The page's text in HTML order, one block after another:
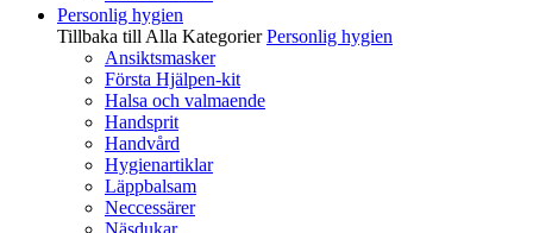
Personlig hygien
Tillbaka till Alla Kategorier Personlig hygien
Ansiktsmasker
Första Hjälpen-kit
Halsa och valmaende
Handsprit
Handvård
Hygienartiklar
Läppbalsam
Neccessärer
Näsdukar